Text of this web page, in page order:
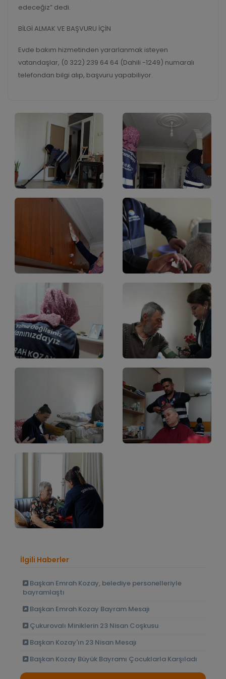
edeceğiz” dedi.
BİLGİ ALMAK VE BAŞVURU İÇİN
Evde bakım hizmetinden yararlanmak isteyen
vatandaşlar, (0 322) 239 64 64 (Dahili -1249) numaralı
telefondan bilgi alıp, başvuru yapabiliyor.
İlgili Haberler
Başkan Emrah Kozay, belediye personelleriyle
bayramlaştı
Başkan Emrah Kozay Bayram Mesajı
Çukurovalı Miniklerin 23 Nisan Coşkusu
Başkan Kozay'ın 23 Nisan Mesajı
Başkan Kozay Büyük Bayramı Çocuklarla Karşıladı